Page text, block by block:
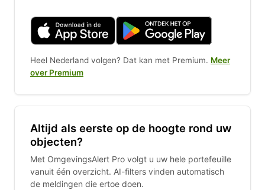
Heel Nederland volgen? Dat kan met Premium. Meer
over Premium
Altijd als eerste op de hoogte rond uw
objecten?
Met OmgevingsAlert Pro volgt u uw hele portefeuille
vanuit één overzicht. AI-filters vinden automatisch
de meldingen die ertoe doen.